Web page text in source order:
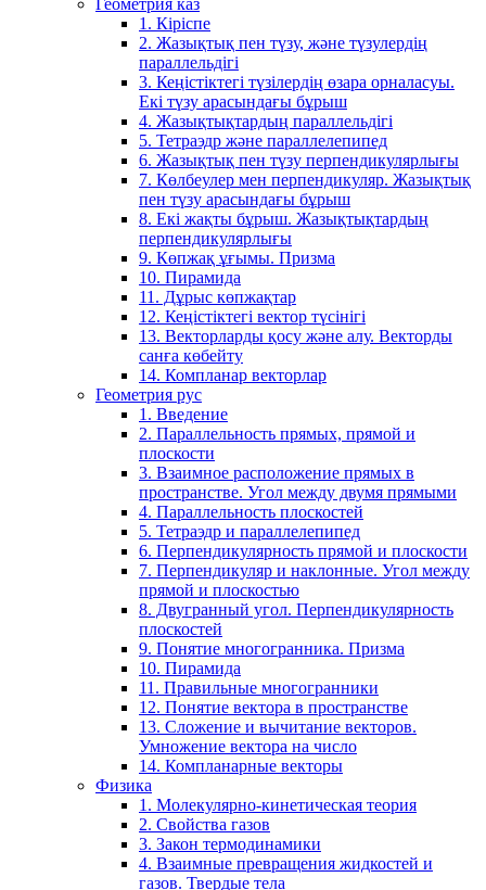
1. Кіріспе
2. Жазықтық пен түзу, және түзулердің
параллельдігі
3. Кеңістіктегі түзілердің өзара орналасуы.
Екі түзу арасындағы бұрыш
4. Жазықтықтардың параллельдігі
5. Тетраэдр және параллелепипед
6. Жазықтық пен түзу перпендикулярлығы
7. Көлбеулер мен перпендикуляр. Жазықтық
пен түзу арасындағы бұрыш
8. Екі жақты бұрыш. Жазықтықтардың
перпендикулярлығы
9. Көпжақ ұғымы. Призма
10. Пирамида
11. Дұрыс көпжақтар
12. Кеңістіктегі вектор түсінігі
13. Векторларды қосу және алу. Векторды
санға көбейту
14. Компланар векторлар
Геометрия рус
1. Введение
2. Параллельность прямых, прямой и
плоскости
3. Взаимное расположение прямых в
пространстве. Угол между двумя прямыми
4. Параллельность плоскостей
5. Тетраэдр и параллелепипед
6. Перпендикулярность прямой и плоскости
7. Перпендикуляр и наклонные. Угол между
прямой и плоскостью
8. Двугранный угол. Перпендикулярность
плоскостей
9. Понятие многогранника. Призма
10. Пирамида
11. Правильные многогранники
12. Понятие вектора в пространстве
13. Сложение и вычитание векторов.
Умножение вектора на число
14. Компланарные векторы
Физика
1. Молекулярно-кинетическая теория
2. Свойства газов
3. Закон термодинамики
4. Взаимные превращения жидкостей и
газов. Твердые тела